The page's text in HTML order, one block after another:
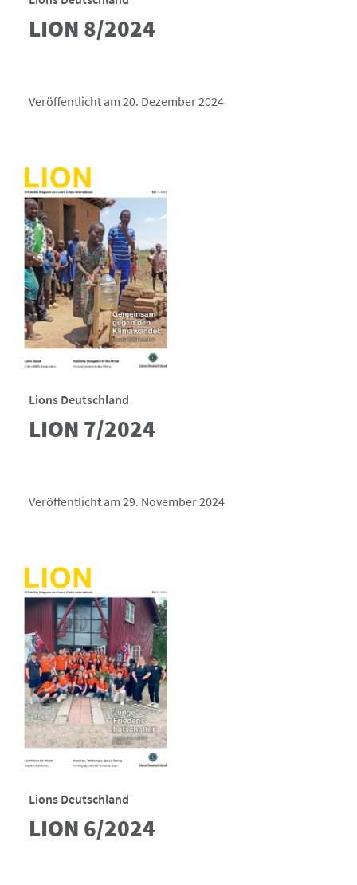
LION 8/2024
Veröffentlicht am 20. Dezember 2024
Lions Deutschland
LION 7/2024
Veröffentlicht am 29. November 2024
Lions Deutschland
LION 6/2024